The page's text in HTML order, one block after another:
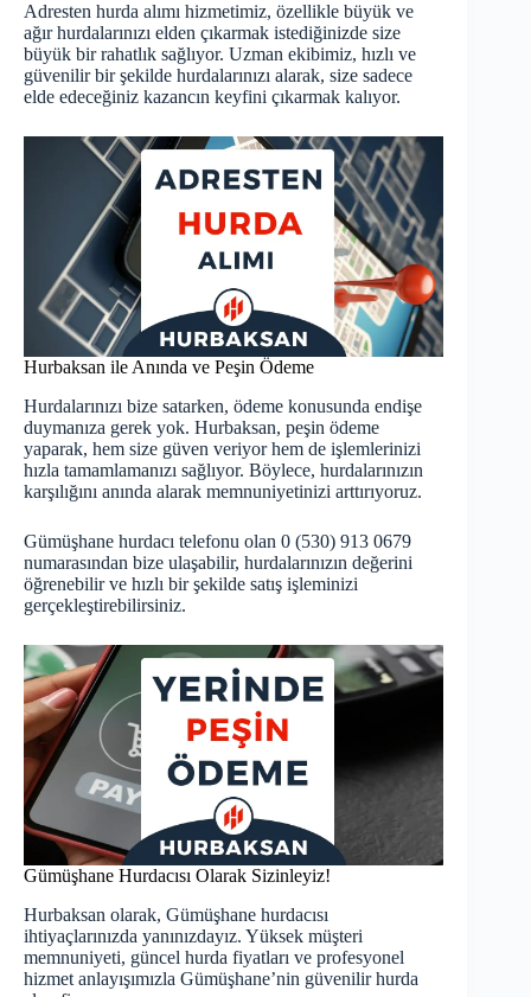
Adresten hurda alımı hizmetimiz, özellikle büyük ve
ağır hurdalarınızı elden çıkarmak istediğinizde size
büyük bir rahatlık sağlıyor. Uzman ekibimiz, hızlı ve
güvenilir bir şekilde hurdalarınızı alarak, size sadece
elde edeceğiniz kazancın keyfini çıkarmak kalıyor.
Hurbaksan ile Anında ve Peşin Ödeme
Hurdalarınızı bize satarken, ödeme konusunda endişe
duymanıza gerek yok. Hurbaksan, peşin ödeme
yaparak, hem size güven veriyor hem de işlemlerinizi
hızla tamamlamanızı sağlıyor. Böylece, hurdalarınızın
karşılığını anında alarak memnuniyetinizi arttırıyoruz.
Gümüşhane hurdacı telefonu olan 0 (530) 913 0679
numarasından bize ulaşabilir, hurdalarınızın değerini
öğrenebilir ve hızlı bir şekilde satış işleminizi
gerçekleştirebilirsiniz.
Gümüşhane Hurdacısı Olarak Sizinleyiz!
Hurbaksan olarak, Gümüşhane hurdacısı
ihtiyaçlarınızda yanınızdayız. Yüksek müşteri
memnuniyeti, güncel hurda fiyatları ve profesyonel
hizmet anlayışımızla Gümüşhane’nin güvenilir hurda